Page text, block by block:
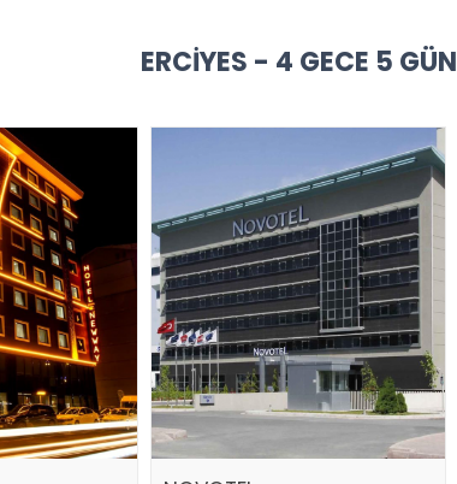
ERCIYES - 4 GECE 5 GÜN